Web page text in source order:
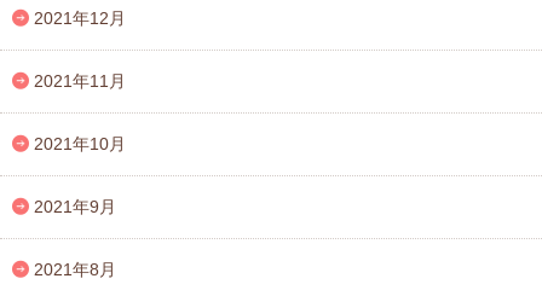
2021年12月
2021年11月
2021年10月
2021年9月
2021年8月